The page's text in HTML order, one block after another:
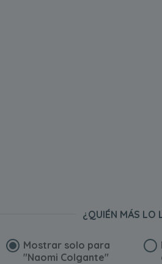
¿QUIÉN MÁS LO
Mostrar solo para
"Naomi Colgante"